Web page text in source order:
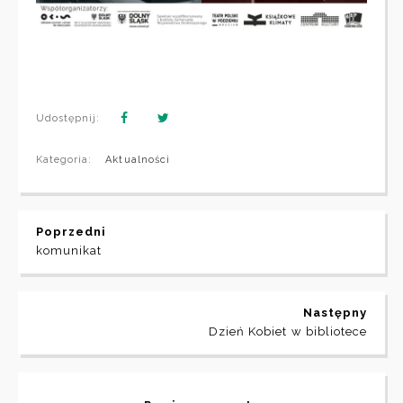
Udostępnij:
Kategoria: Aktualności
Poprzedni
komunikat
Następny
Dzień Kobiet w bibliotece